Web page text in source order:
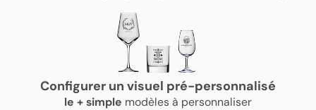
Configurer un visuel pré-personnalisé
le +simple modèles à personnaliser